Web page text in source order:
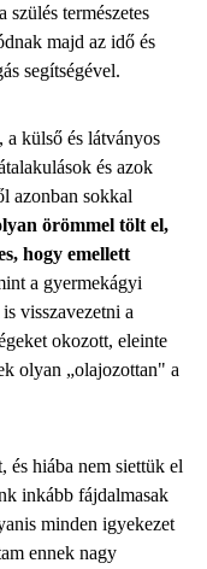
szülés természetes
majd az idő és
segítségével.
a külső és látványos
és azok
azonban sokkal
örömmel tölt el,
hogy emellett
a gyermekágyi
visszavezetni a
okozott, eleinte
olyan „olajozottan" a
hiába nem siettük el
inkább fájdalmasak
minden igyekezet
ennek nagy